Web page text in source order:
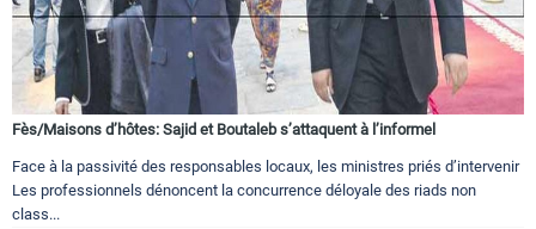
Fès/Maisons d’hôtes: Sajid et Boutaleb s’attaquent à l’informel
Face à la passivité des responsables locaux, les ministres priés d’intervenir
Les professionnels dénoncent la concurrence déloyale des riads non
class...